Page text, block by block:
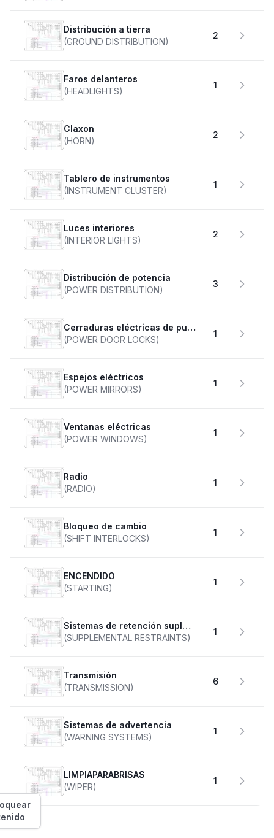
Distribución a tierra
(GROUND DISTRIBUTION)
2
faros delanteros
(HEADLIGHTS)
1
claxon
(HORN)
2
Tablero de instrumentos
(INSTRUMENT CLUSTER)
1
Luces interiores
(INTERIOR LIGHTS)
2
Distribución de potencia
(POWER DISTRIBUTION)
3
Cerraduras eléctricas de puertas
(POWER DOOR LOCKS)
1
Espejos eléctricos
(POWER MIRRORS)
1
Ventanas eléctricas
(POWER WINDOWS)
1
Radio
(RADIO)
1
Bloqueo de cambio
(SHIFT INTERLOCKS)
1
ENCENDIDO
(STARTING)
1
Sistemas de retención suplementarios
(SUPPLEMENTAL RESTRAINTS)
1
transmisión
(TRANSMISSION)
6
Sistemas de advertencia
(WARNING SYSTEMS)
1
LIMPIAPARABRISAS
(WIPER)
1